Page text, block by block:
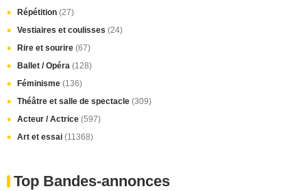
Répétition (27)
Vestiaires et coulisses (24)
Rire et sourire (67)
Ballet / Opéra (128)
Féminisme (136)
Théâtre et salle de spectacle (309)
Acteur / Actrice (597)
Art et essai (11368)
Top Bandes-annonces